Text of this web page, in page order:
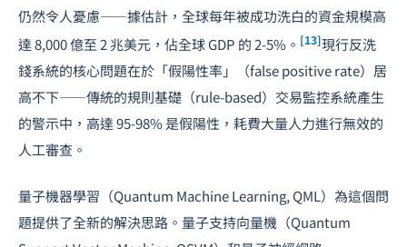
仍然令人憂慮——據估計，全球每年被成功洗白的資金規模高
達 8,000 億至 2 兆美元，佔全球 GDP 的 2-5%。 [13]現行反洗
錢系統的核心問題在於「假陽性率」（false positive rate）居
高不下——傳統的規則基礎（rule-based）交易監控系統產生
的警示中，高達 95-98% 是假陽性，耗費大量人力進行無效的
人工審查。
量子機器學習（Quantum Machine Learning, QML）為這個問
題提供了全新的解決思路。量子支持向量機（Quantum